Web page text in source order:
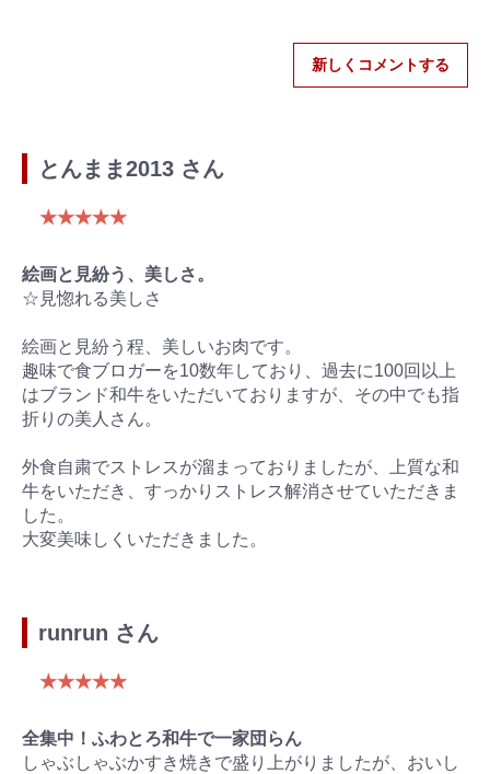
新しくコメントする
とんまま2013 さん
★★★★★
絵画と見紛う、美しさ。
☆見惚れる美しさ
絵画と見紛う程、美しいお肉です。
趣味で食ブロガーを10数年しており、過去に100回以上
はブランド和牛をいただいておりますが、その中でも指
折りの美人さん。
外食自粛でストレスが溜まっておりましたが、上質な和
牛をいただき、すっかりストレス解消させていただきま
した。
大変美味しくいただきました。
runrun さん
★★★★★
全集中！ふわとろ和牛で一家団らん
しゃぶしゃぶかすき焼きで盛り上がりましたが、おいし